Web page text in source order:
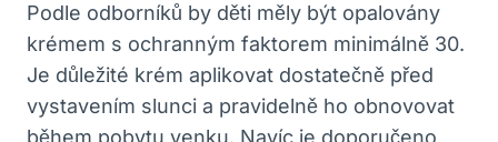
Podle odborníků by děti měly být opalovány
krémem s ochranným faktorem minimálně 30.
Je důležité krém aplikovat dostatečně před
vystavením slunci a pravidelně ho obnovovat
během pobytu venku. Navíc je doporučeno